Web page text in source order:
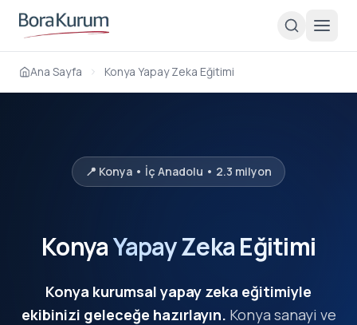
Ana Sayfa Konya Yapay Zeka Eğitimi
📍 Konya • İç Anadolu • 2.3 milyon
KonyaYapay Zeka Eğitimi
Konya kurumsal yapay zeka eğitimiyle
ekibinizi geleceğe hazırlayın. Konya sanayi ve